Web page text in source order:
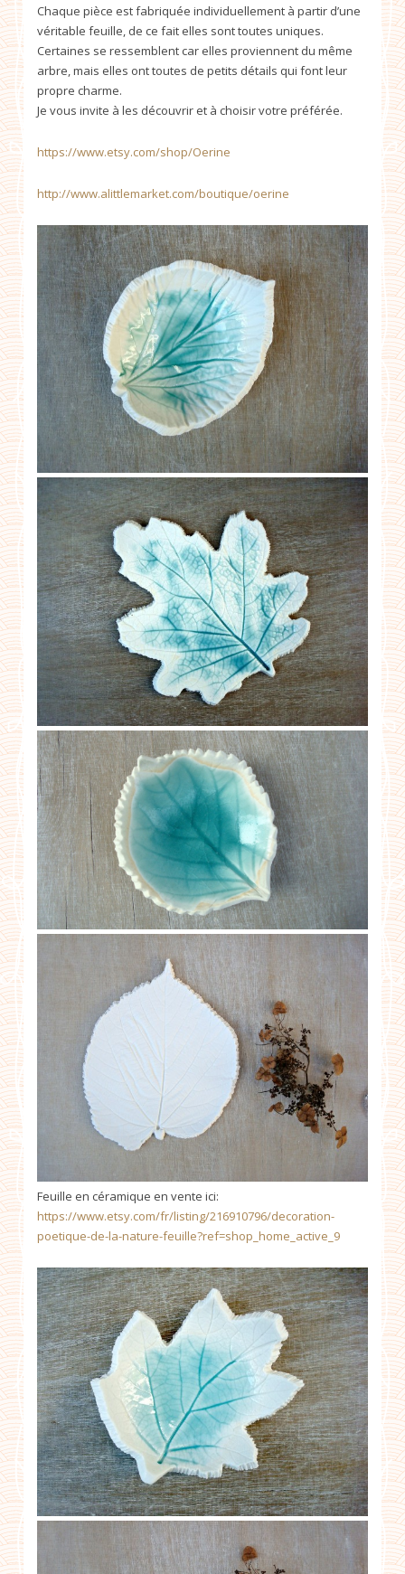
Chaque pièce est fabriquée individuellement à partir d’une
véritable feuille, de ce fait elles sont toutes uniques.
Certaines se ressemblent car elles proviennent du même
arbre, mais elles ont toutes de petits détails qui font leur
propre charme.
Je vous invite à les découvrir et à choisir votre préférée.
https://www.etsy.com/shop/Oerine
http://www.alittlemarket.com/boutique/oerine
Feuille en céramique en vente ici:
https://www.etsy.com/fr/listing/216910796/decoration-
poetique-de-la-nature-feuille?ref=shop_home_active_9